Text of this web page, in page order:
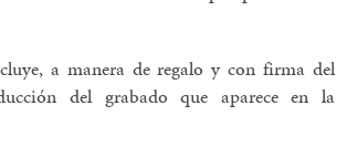
a manera de regalo y con firma del
del grabado que aparece en la